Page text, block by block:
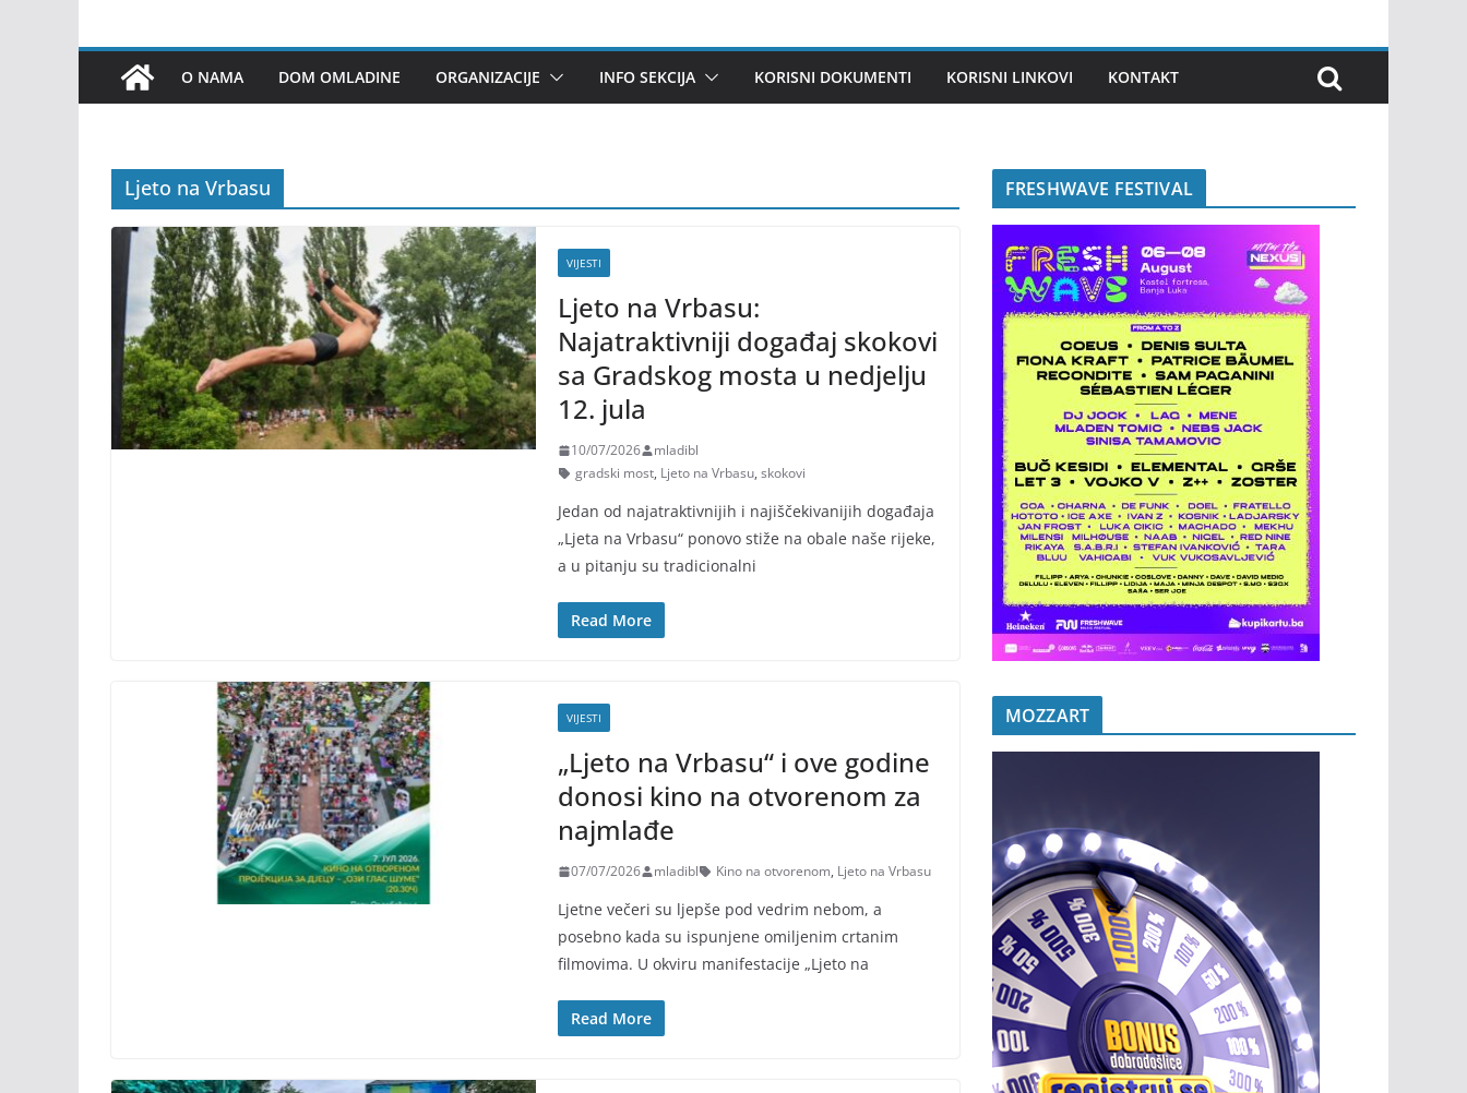
O NAMA DOM OMLADINE ORGANIZACIJE INFO SEKCIJA KORISNI DOKUMENTI KORISNI LINKOVI KONTAKT
Ljeto na Vrbasu
VIJESTI
Ljeto na Vrbasu:
Najatraktivniji događaj skokovi
sa Gradskog mosta u nedjelju
12. jula
10/07/2026
mladibl
gradski most, Ljeto na Vrbasu, skokovi
Jedan od najatraktivnijih i najiščekivanijih događaja
„Ljeta na Vrbasu“ ponovo stiže na obale naše rijeke,
a u pitanju su tradicionalni
Read More
VIJESTI
„Ljeto na Vrbasu“ i ove godine
donosi kino na otvorenom za
najmlađe
07/07/2026 mladibl Kino na otvorenom, Ljeto na Vrbasu
Ljetne večeri su ljepše pod vedrim nebom, a
posebno kada su ispunjene omiljenim crtanim
filmovima. U okviru manifestacije „Ljeto na
Read More
FRESHWAVE FESTIVAL
MOZZART